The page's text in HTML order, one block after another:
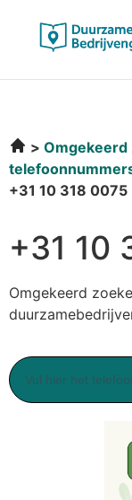
Omgekeerd
+31 10 318 0075
+31 10
Omgekeerd